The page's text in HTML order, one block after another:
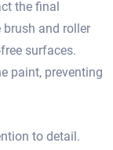
the final
and roller
surfaces.​
paint, preventing
to detail.​